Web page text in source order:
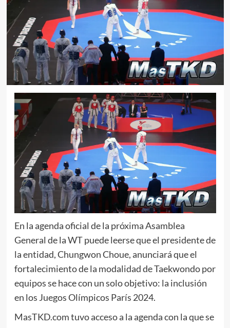
En la agenda oficial de la próxima Asamblea
General de la WT puede leerse que el presidente de
la entidad, Chungwon Choue, anunciará que el
fortalecimiento de la modalidad de Taekwondo por
equipos se hace con un solo objetivo: la inclusión
en los Juegos Olímpicos París 2024.
MasTKD.com tuvo acceso a la agenda con la que se